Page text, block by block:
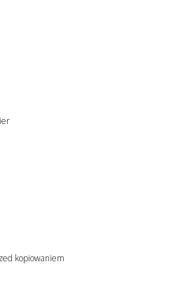
kopiowaniem